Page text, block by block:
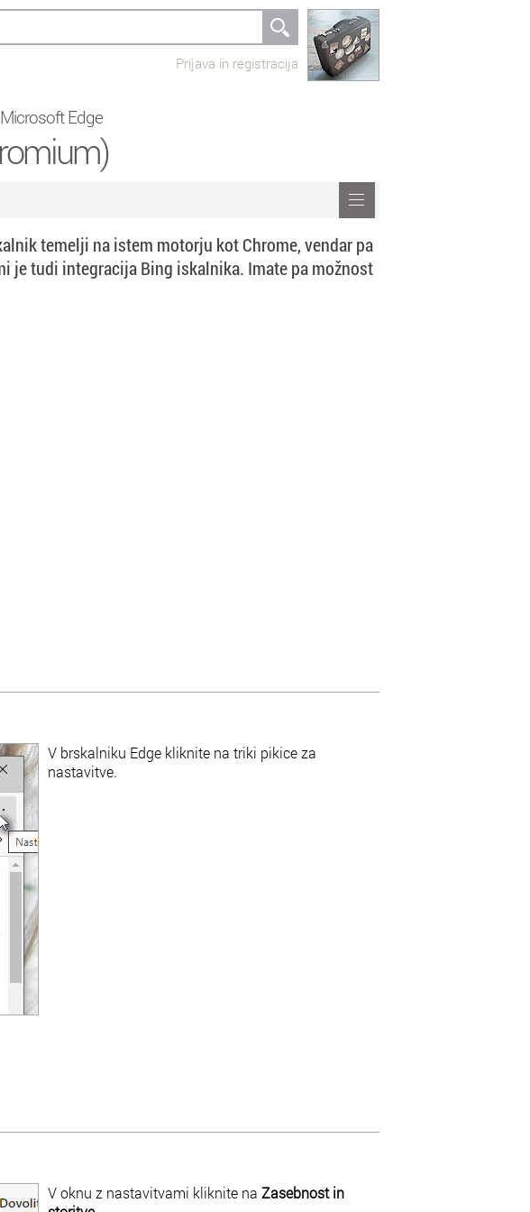
Prijava in registracija
Microsoft Edge
temelji na istem motorju kot Chrome, vendar pa
je tudi integracija Bing iskalnika. Imate pa možnost
V brskalniku Edge kliknite na triki pikice za
nastavitve.
V oknu z nastavitvami kliknite na Zasebnost in